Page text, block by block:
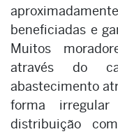
beneficiadas e
Muitos
através do
abastecimento
forma
distribuição